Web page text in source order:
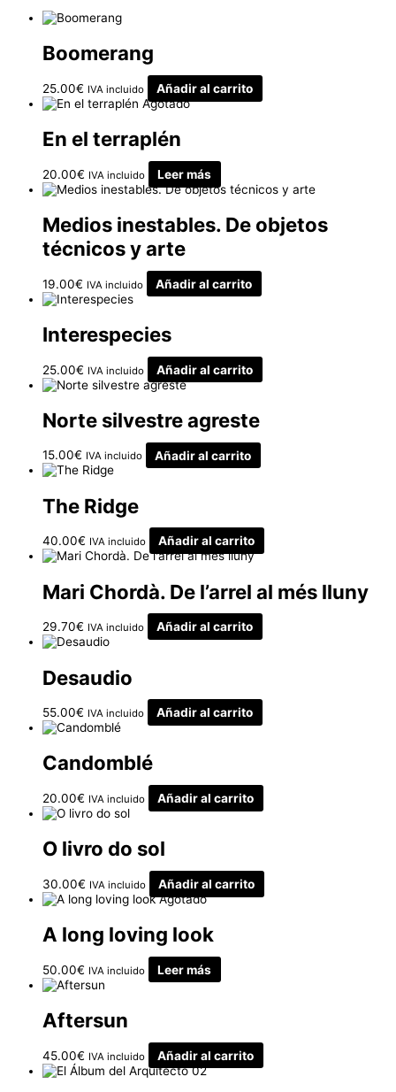
Boomerang
25.00€ IVA incluido
Añadir al carrito
Agotado
En el terraplén
20.00€ IVA incluido Leer más
Medios inestables. De objetos
técnicos y arte
19.00€ IVA incluido Añadir al carrito
Interespecies
25.00€ IVA incluido Añadir al carrito
Norte silvestre agreste
15.00€ IVA incluido Añadir al carrito
The Ridge
40.00€ IVA incluido Añadir al carrito
Mari Chordà. De l’arrel al més lluny
29.70€ IVA incluido Añadir al carrito
Desaudio
55.00€ IVA incluido Añadir al carrito
Candomblé
20.00€ IVA incluido Añadir al carrito
O livro do sol
30.00€ IVA incluido
Añadir al carrito
Agotado
A long loving look
50.00€ IVA incluido Leer más
Aftersun
45.00€ IVA incluido Añadir al carrito